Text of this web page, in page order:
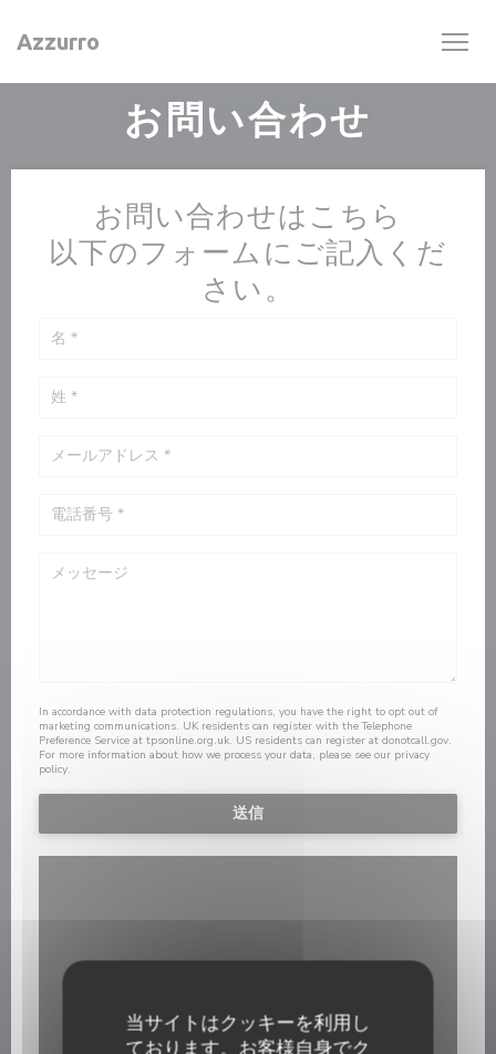
当サイトはクッキーを利用し
ております。お客様自身でク
Azzurro
お問い合わせ
お問い合わせはこちら
以下のフォームにご記入くだ
さい。
In accordance with data protection regulations, you have the right to opt out of
marketing communications. UK residents can register with the Telephone
Preference Service at tpsonline.org.uk. US residents can register at donotcall.gov.
For more information about how we process your data, please see our privacy
policy.